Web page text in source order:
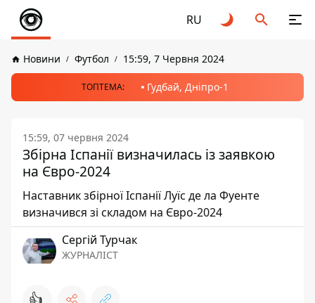
RU
Новини Футбол 15:59, 7 Червня 2024
ТОПТЕМА: Гудбай, Дніпро-1
15:59, 07 червня 2024
Збірна Іспанії визначилась із заявкою
на Євро-2024
Наставник збірної Іспанії Луїс де ла Фуенте
визначився зі складом на Євро-2024
Сергій Турчак
ЖУРНАЛІСТ
👍